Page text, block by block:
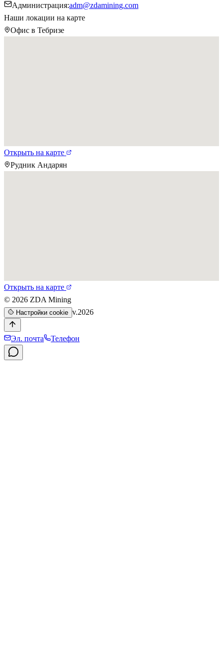
Администрация:adm@zdamining.com
Наши локации на карте
Офис в Тебризе
Открыть на карте
Рудник Андарян
Открыть на карте
© 2026 ZDA Mining
Настройки cookie v.2026
Эл. почта Телефон